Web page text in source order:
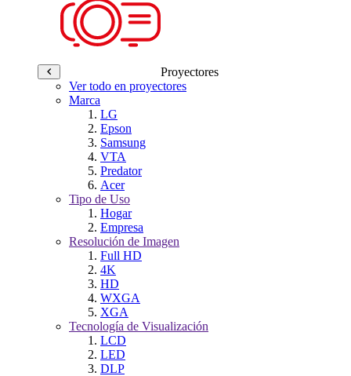
Proyectores
Ver todo en proyectores
Marca
LG
Epson
Samsung
VTA
Predator
Acer
Tipo de Uso
Hogar
Empresa
Resolución de Imagen
Full HD
4K
HD
WXGA
XGA
Tecnología de Visualización
LCD
LED
DLP